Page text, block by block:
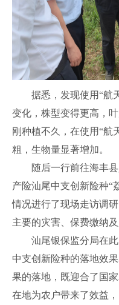
据悉，发现使用“航天
变化，株型变得更高，
刚种植不久，在使用“航
粗，生物量显著增加。
随后一行前往海丰县
产险汕尾中支创新险种“
情况进行了现场走访调
主要的灾害、保费缴纳及
汕尾银保监分局在此
中支创新险种的落地效
果的落地，既迎合了国
在地为农户带来了效益